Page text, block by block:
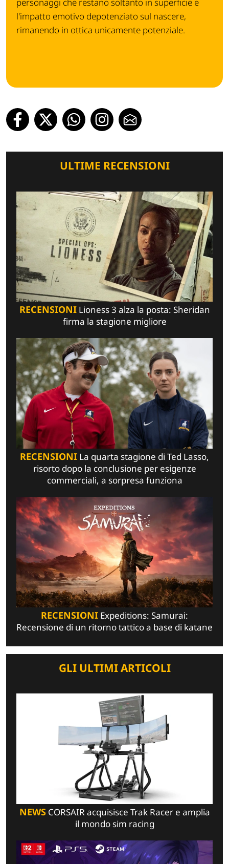
l'impatto emotivo depotenziato sul nascere,
rimanendo in ottica unicamente potenziale.
ULTIME RECENSIONI
RECENSIONILioness 3 alza la posta: Sheridan
firma la stagione migliore
RECENSIONI La quarta stagione di Ted Lasso,
risorto dopo la conclusione per esigenze
commerciali, a sorpresa funziona
RECENSIONI Expeditions: Samurai:
Recensione di un ritorno tattico a base di katane
GLI ULTIMI ARTICOLI
NEWSCORSAIR acquisisce Trak Racer e amplia
il mondo sim racing